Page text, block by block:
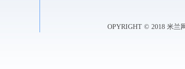
OPYRIGHT © 2018 米兰